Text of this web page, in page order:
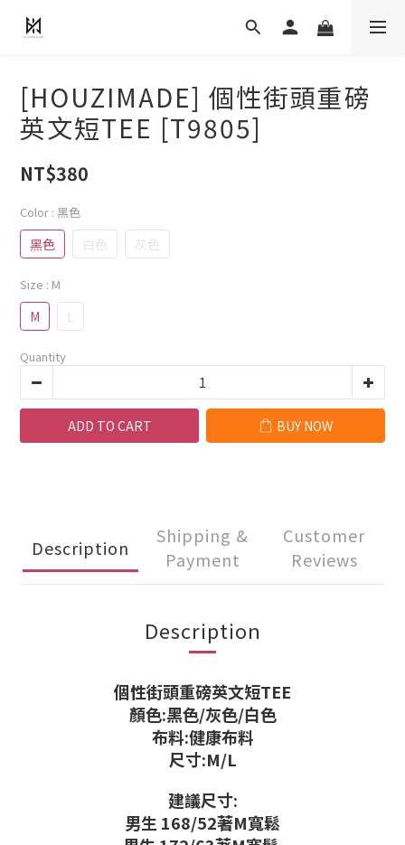
[HOUZIMADE] 個性街頭重磅
英文短TEE [T9805]
NT$380
Color : 黑色
黑色 白色 灰色
Size : M
M L
Quantity
ADD TO CART BUY NOW
Description
Shipping &
Payment
Customer
Reviews
Description
個性街頭重磅英文短TEE
顏色:黑色/灰色/白色
布料:健康布料
尺寸:M/L
建議尺寸:
男生 168/52著M寬鬆